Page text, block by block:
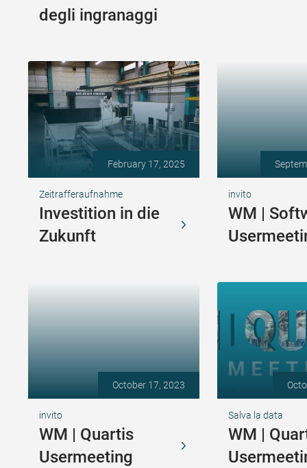
degli ingranaggi
February 17, 2025
Zeitrafferaufnahme
Investition in die
Zukunft
invito
WM |
October 17, 2023
invito
WM | Quartis
Usermeeting
Salva la data
WM |